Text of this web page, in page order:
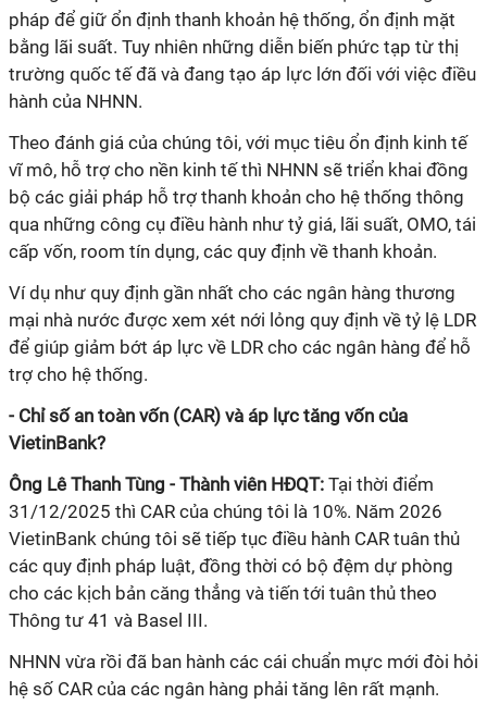
pháp để giữ ổn định thanh khoản hệ thống, ổn định mặt
bằng lãi suất. Tuy nhiên những diễn biến phức tạp từ thị
trường quốc tế đã và đang tạo áp lực lớn đối với việc điều
hành của NHNN.
Theo đánh giá của chúng tôi, với mục tiêu ổn định kinh tế
vĩ mô, hỗ trợ cho nền kinh tế thì NHNN sẽ triển khai đồng
bộ các giải pháp hỗ trợ thanh khoản cho hệ thống thông
qua những công cụ điều hành như tỷ giá, lãi suất, OMO, tái
cấp vốn, room tín dụng, các quy định về thanh khoản.
Ví dụ như quy định gần nhất cho các ngân hàng thương
mại nhà nước được xem xét nới lỏng quy định về tỷ lệ LDR
để giúp giảm bớt áp lực về LDR cho các ngân hàng để hỗ
trợ cho hệ thống.
- Chỉ số an toàn vốn (CAR) và áp lực tăng vốn của
VietinBank?
Ông Lê Thanh Tùng - Thành viên HĐQT: Tại thời điểm
31/12/2025 thì CAR của chúng tôi là 10%. Năm 2026
VietinBank chúng tôi sẽ tiếp tục điều hành CAR tuân thủ
các quy định pháp luật, đồng thời có bộ đệm dự phòng
cho các kịch bản căng thẳng và tiến tới tuân thủ theo
Thông tư 41 và Basel III.
NHNN vừa rồi đã ban hành các cái chuẩn mực mới đòi hỏi
hệ số CAR của các ngân hàng phải tăng lên rất mạnh.